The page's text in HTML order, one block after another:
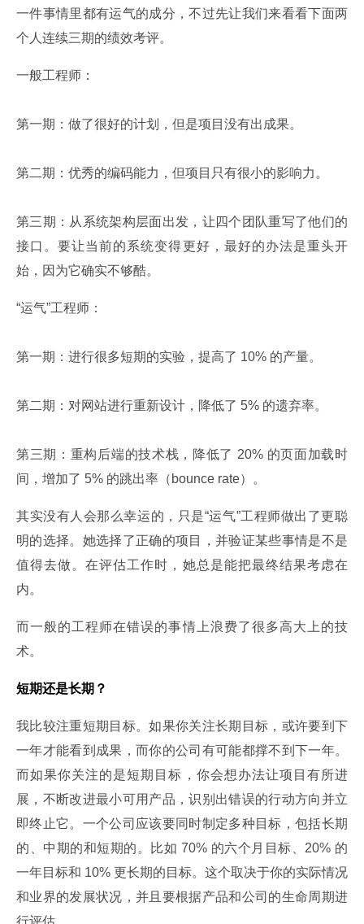
一件事情里都有运气的成分，不过先让我们来看看下面两
个人连续三期的绩效考评。
一般工程师：
第一期：做了很好的计划，但是项目没有出成果。
第二期：优秀的编码能力，但项目只有很小的影响力。
第三期：从系统架构层面出发，让四个团队重写了他们的
接口。要让当前的系统变得更好，最好的办法是重头开
始，因为它确实不够酷。
“运气”工程师：
第一期：进行很多短期的实验，提高了 10% 的产量。
第二期：对网站进行重新设计，降低了 5% 的遗弃率。
第三期：重构后端的技术栈，降低了 20% 的页面加载时
间，增加了 5% 的跳出率（bounce rate）。
其实没有人会那么幸运的，只是“运气”工程师做出了更聪
明的选择。她选择了正确的项目，并验证某些事情是不是
值得去做。在评估工作时，她总是能把最终结果考虑在
内。
而一般的工程师在错误的事情上浪费了很多高大上的技
术。
短期还是长期？
我比较注重短期目标。如果你关注长期目标，或许要到下
一年才能看到成果，而你的公司有可能都撑不到下一年。
而如果你关注的是短期目标，你会想办法让项目有所进
展，不断改进最小可用产品，识别出错误的行动方向并立
即终止它。一个公司应该要同时制定多种目标，包括长期
的、中期的和短期的。比如 70% 的六个月目标、20% 的
一年目标和 10% 更长期的目标。这个取决于你的实际情况
和业界的发展状况，并且要根据产品和公司的生命周期进
行评估。